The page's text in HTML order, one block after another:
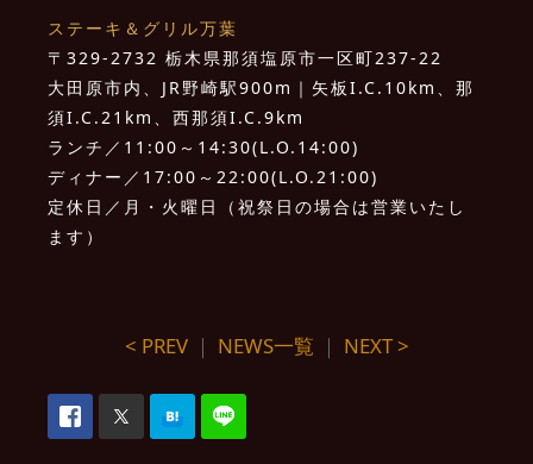
ステーキ＆グリル万葉
〒329-2732 栃木県那須塩原市一区町237-22
大田原市内、JR野崎駅900m｜矢板I.C.10km、那
須I.C.21km、西那須I.C.9km
ランチ／11:00～14:30(L.O.14:00)
ディナー／17:00～22:00(L.O.21:00)
定休日／月・火曜日（祝祭日の場合は営業いたし
ます）
< PREV｜ NEWS一覧 ｜ NEXT >